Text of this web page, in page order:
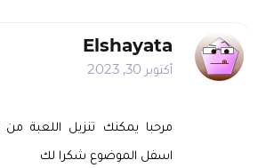
Elshayata
أكتوبر 30, 2023
مرحبا يمكنك تنزيل اللعبة من
اسفل الموضوع شكرا لك